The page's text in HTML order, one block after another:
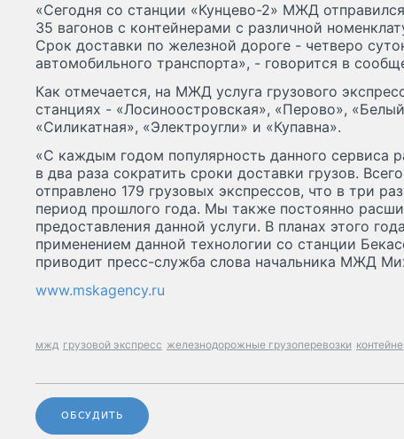
«Сегодня со станции «Кунцево-2» МЖД
35 вагонов с контейнерами с различной
Срок доставки по железной дороге - четверо
автомобильного транспорта», - говорится в
Как отмечается, на МЖД услуга грузового
станциях - «Лосиноостровская», «Перово»,
«Силикатная», «Электроугли» и «Купавна».
«С каждым годом популярность данного сервиса
в два раза сократить сроки доставки грузов.
отправлено 179 грузовых экспрессов, что в три
период прошлого года. Мы также постоянно
предоставления данной услуги. В планах этого
применением данной технологии со станции
приводит пресс-служба слова начальника МЖД
www.mskagency.ru
мжд грузовой экспресс железнодорожные грузоперевозки
ОБСУДИТЬ